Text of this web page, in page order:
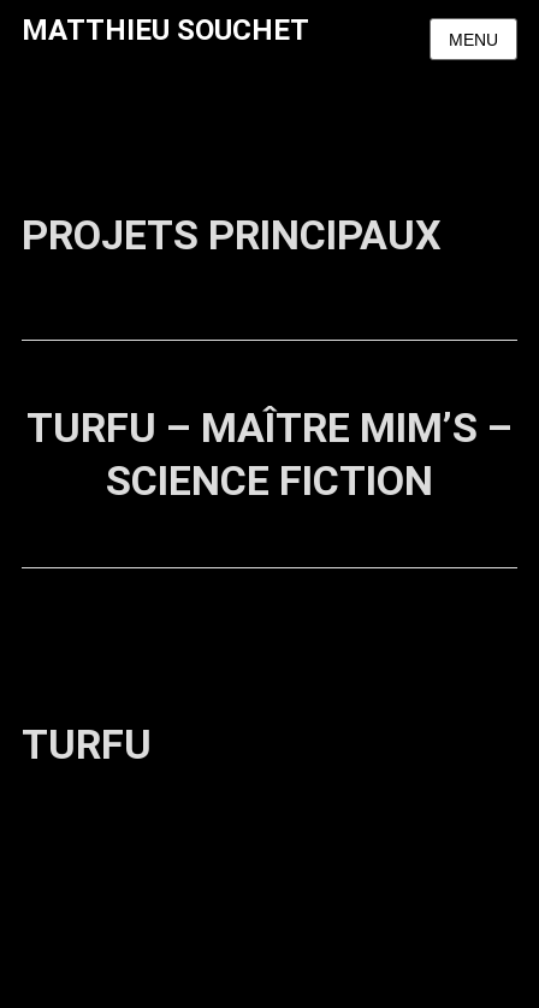
MATTHIEU SOUCHET MENU
PROJETS PRINCIPAUX
TURFU – MAÎTRE MIM’S –
SCIENCE FICTION
TURFU